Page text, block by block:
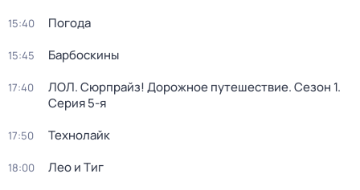
15:40 Погода
15:45 Барбоскины
17:40 ЛОЛ. Сюрпрайз! Дорожное путешествие. Сезон 1.
Серия 5-я
17:50 Технолайк
18:00 Лео и Тиг